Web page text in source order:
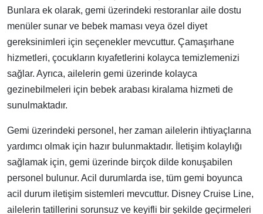
Bunlara ek olarak, gemi üzerindeki restoranlar aile dostu
menüler sunar ve bebek maması veya özel diyet
gereksinimleri için seçenekler mevcuttur. Çamaşırhane
hizmetleri, çocukların kıyafetlerini kolayca temizlemenizi
sağlar. Ayrıca, ailelerin gemi üzerinde kolayca
gezinebilmeleri için bebek arabası kiralama hizmeti de
sunulmaktadır.
Gemi üzerindeki personel, her zaman ailelerin ihtiyaçlarına
yardımcı olmak için hazır bulunmaktadır. İletişim kolaylığı
sağlamak için, gemi üzerinde birçok dilde konuşabilen
personel bulunur. Acil durumlarda ise, tüm gemi boyunca
acil durum iletişim sistemleri mevcuttur. Disney Cruise Line,
ailelerin tatillerini sorunsuz ve keyifli bir şekilde geçirmeleri